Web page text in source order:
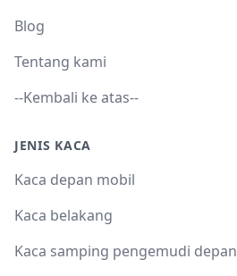
Blog
Tentang kami
--Kembali ke atas--
JENIS KACA
Kaca depan mobil
Kaca belakang
Kaca samping pengemudi depan